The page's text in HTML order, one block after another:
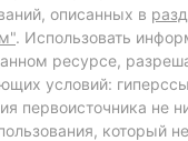
описанных в
. Использовать
ресурсе,
условий:
первоисточника не
который